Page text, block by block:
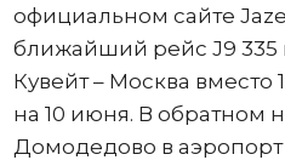
официальном сайте
ближайший рейс J9 335
Кувейт – Москва вместо
на 10 июня. В обратном
Домодедово в аэропорт